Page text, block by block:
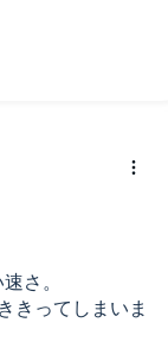
さ。
きってしまいま